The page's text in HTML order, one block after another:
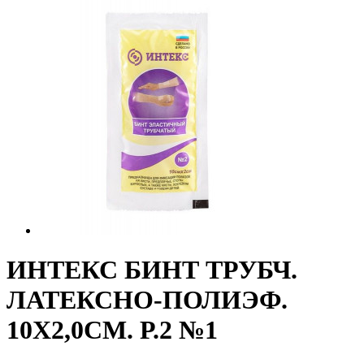
ИНТЕКС БИНТ ТРУБЧ.
ЛАТЕКСНО-ПОЛИЭФ.
10Х2,0СМ. Р.2 №1